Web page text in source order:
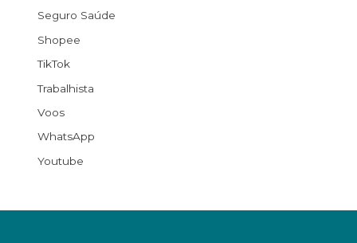
Seguro Saúde
Shopee
TikTok
Trabalhista
Voos
WhatsApp
Youtube